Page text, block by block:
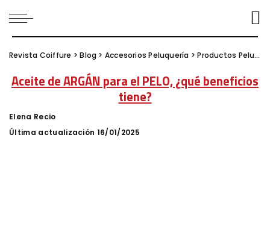
Revista Coiffure >Blog > Accesorios Peluquería >Productos Peluquería
Aceite de ARGÁN para el PELO, ¿qué beneficios
tiene?
Posted
by
Elena Recio
Última actualización 16/01/2025